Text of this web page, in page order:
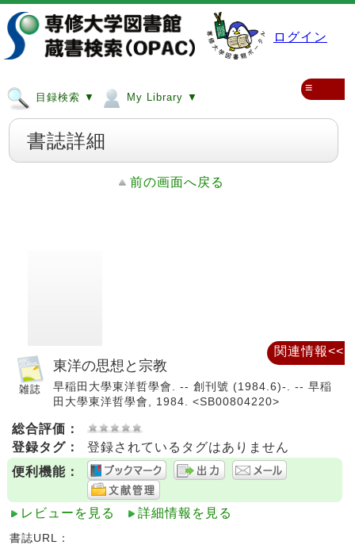
ログイン
目録検索 ▼ My Library ▼
≡
書誌詳細
前の画面へ戻る
東洋の思想と宗教
早稲田大學東洋哲學會. -- 創刊號 (1984.6)-. -- 早稲
田大學東洋哲學會, 1984. <SB00804220>
総合評価：
登録タグ：
登録されているタグはありません
便利機能：
レビューを見る 詳細情報を見る
書誌URL：
関連情報<<